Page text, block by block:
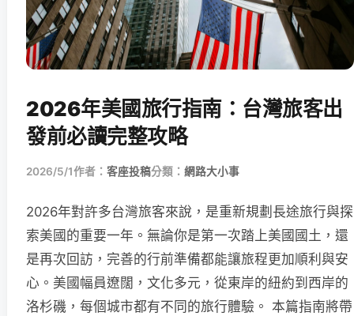
2026年美國旅行指南：台灣旅客出
發前必讀完整攻略
2026/5/1作者： 客座投稿分類： 網路大小事
2026年對許多台灣旅客來說，是重新規劃長途旅行與探
索美國的重要一年。無論你是第一次踏上美國國土，還
是再次回訪，完善的行前準備都能讓旅程更加順利與安
心。美國幅員遼闊，文化多元，從東岸的紐約到西岸的
洛杉磯，每個城市都有不同的旅行體驗。 本篇指南將帶